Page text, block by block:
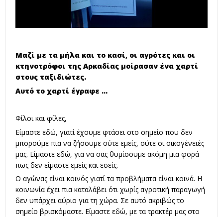
Μαζί με τα μήλα και το κασί, οι αγρότες και οι
κτηνοτρόφοι της Αρκαδίας μοίρασαν ένα χαρτί
στους ταξιδιώτες.
Αυτό το χαρτί έγραφε ...
Φίλοι και φίλες,
Είμαστε εδώ, γιατί έχουμε φτάσει στο σημείο που δεν
μπορούμε πια να ζήσουμε ούτε εμείς, ούτε οι οικογένειές
μας. Είμαστε εδώ, για να σας θυμίσουμε ακόμη μια φορά
πως δεν είμαστε εμείς και εσείς.
Ο αγώνας είναι κοινός γιατί τα προβλήματα είναι κοινά. Η
κοινωνία έχει πια καταλάβει ότι χωρίς αγροτική παραγωγή
δεν υπάρχει αύριο για τη χώρα. Σε αυτό ακριβώς το
σημείο βρισκόμαστε. Είμαστε εδώ, με τα τρακτέρ μας στο